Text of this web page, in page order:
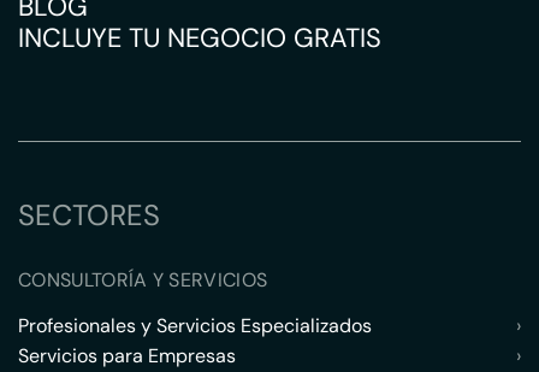
INCLUYE TU NEGOCIO GRATIS
SECTORES
CONSULTORÍA Y SERVICIOS
Profesionales y Servicios Especializados
›
Servicios para Empresas
›